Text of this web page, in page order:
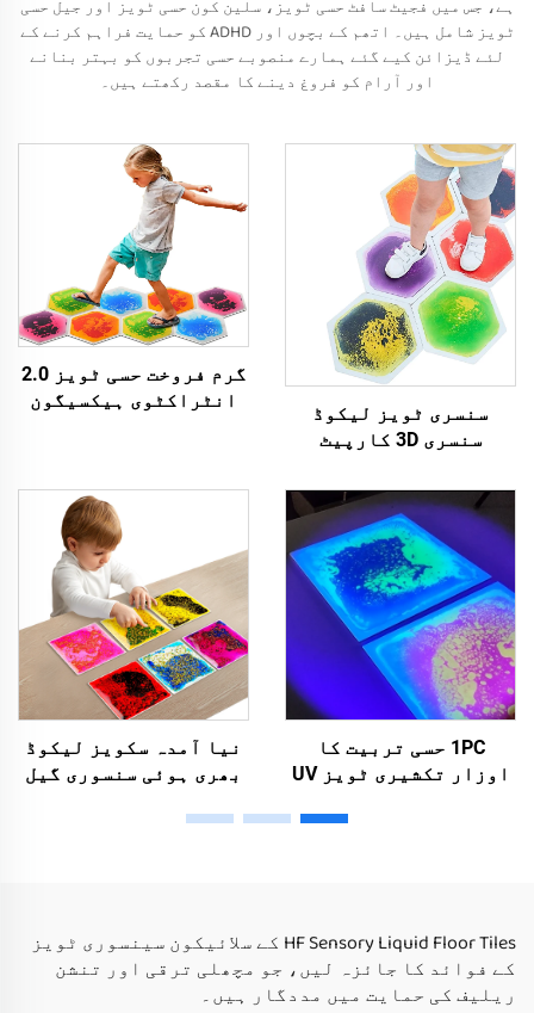
ہے، جس میں فجیٹ سافٹ حسی ٹویز، سلین کون حسی ٹویز اور جیل حسی
ٹویز شامل ہیں۔ اتھم کے بچوں اور ADHD کو حمایت فراہم کرنے کے
لئے ڈیزائن کیے گئے ہمارے منصوبے حسی تجربوں کو بہتر بنانے
اور آرام کو فروغ دینے کا مقصد رکھتے ہیں۔
سنسری ٹویز لیکوڈ
سنسری 3D کارپیٹ
ہیکسگون لیکوڈ فلور
ٹائیل استرس ریلیف کے
لئے
گرم فروخت حسی ٹویز 2.0
انٹراکٹوی ہیکسیگون
والے بچوں کے لئے
1PC حسی تربیت کا
اوزار تکشیری ٹویز UV
ٹویز خاص ضروریات والے
نیا آمدہ سکویز لیکوڈ
بھری ہوئی سنسوری گیل
روم میں تی پی یو ٹاکل
HF Sensory Liquid Floor Tiles کے سلائیکون سینسوری ٹویز
کے فوائد کا جائزہ لیں، جو مچھلی ترقی اور تنشن
ریلیف کی حمایت میں مددگار ہیں۔